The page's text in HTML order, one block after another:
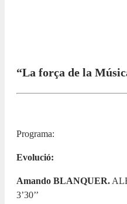
“La força de la
Programa:
Evolució:
Amando BLANQUER.
3’30’’